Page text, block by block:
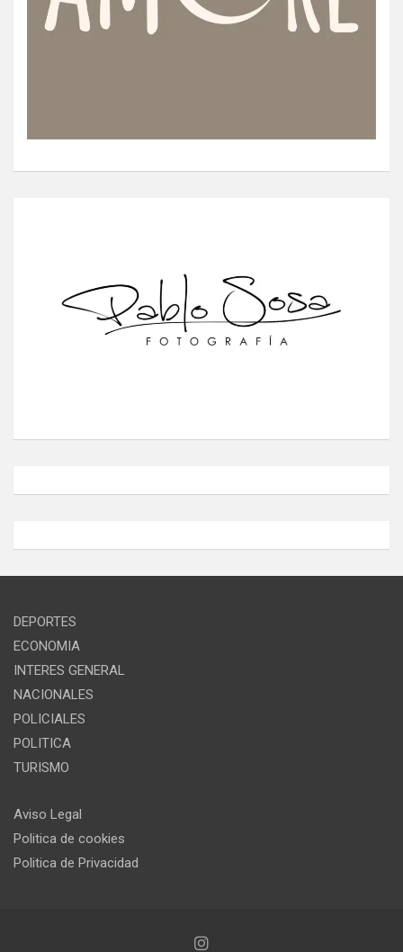
DEPORTES
ECONOMIA
INTERES GENERAL
NACIONALES
POLICIALES
POLITICA
TURISMO
Aviso Legal
Politica de cookies
Politica de Privacidad